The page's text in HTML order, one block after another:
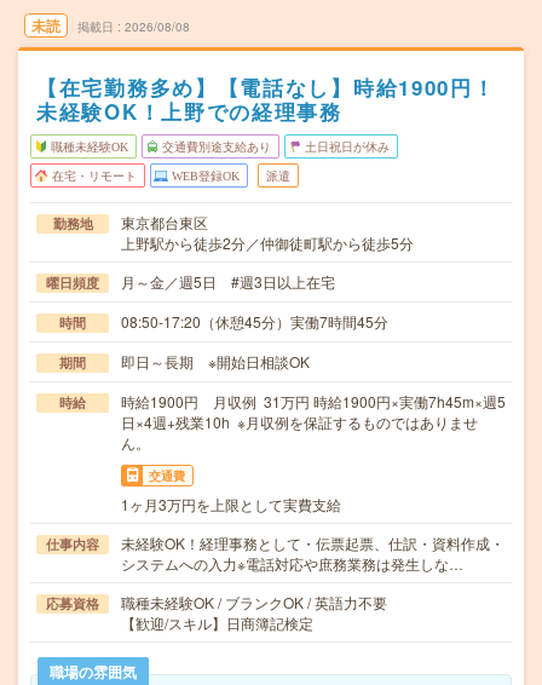
未読 掲載日 2026/08/08
【在宅勤務多め】【電話なし】時給1900円！
未経験OK！上野での経理事務
職種未経験OK 交通費別途支給あり 土日祝日が休み
在宅・リモート WEB登録OK 派遣
勤務地
東京都台東区
上野駅から徒歩2分／仲御徒町駅から徒歩5分
曜日頻度 月～金／週5日 #週3日以上在宅
時間 08:50-17:20（休憩45分）実働7時間45分
期間 即日～長期 ※開始日相談OK
時給
時給1900円 月収例 31万円 時給1900円×実働7h45m×週5
日×4週+残業10h ※月収例を保証するものではありませ
ん。
交通費
1ヶ月3万円を上限として実費支給
仕事内容
未経験OK！経理事務として・伝票起票、仕訳・資料作成・
システムへの入力※電話対応や庶務業務は発生しな…
応募資格
職種未経験OK / ブランクOK / 英語力不要
【歓迎/スキル】日商簿記検定
職場の雰囲気